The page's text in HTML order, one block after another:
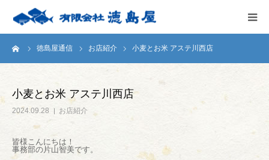
徳島屋通信 お店紹介 小麦とお米 アステ川西店
小麦とお米 アステ川西店
2024.09.28 お店紹介
皆様こんにちは！
事務部の片山智美です。
HOME
テストキッチン